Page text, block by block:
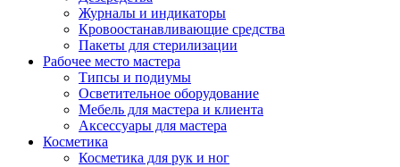
Журналы и индикаторы
Кровоостанавливающие средства
Пакеты для стерилизации
Рабочее место мастера
Типсы и подиумы
Осветительное оборудование
Мебель для мастера и клиента
Аксессуары для мастера
Косметика
Косметика для рук и ног